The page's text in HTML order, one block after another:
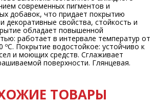
современных пигментов и
добавок, что придает покрытию
декоративные свойства, стойкость и
обладает повышенной
работает в интервале температур от
ºС. Покрытие водостойкое: устойчиво к
и моющих средств. Сглаживает
поверхности. Глянцевая.
ТОВАРЫ